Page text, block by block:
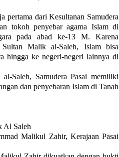
pertama dari Kesultanan Samudera
tokoh penyebar agama Islam di
pada abad ke-13 M. Karena
Malik al-Saleh, Islam bisa
hingga ke negeri-negeri lainnya di
Saleh, Samudera Pasai memiliki
dan penyebaran Islam di Tanah
Al Saleh
Malikul Zahir, Kerajaan Pasai